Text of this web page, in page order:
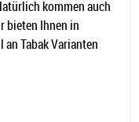
kommen auch
bieten Ihnen in
Tabak Varianten